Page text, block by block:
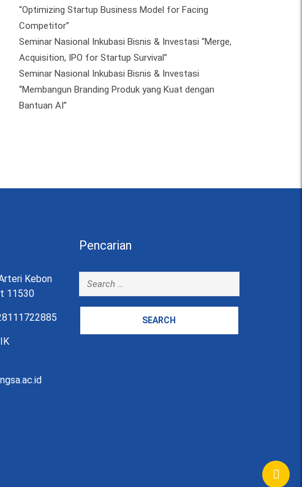
“Optimizing Startup Business Model for Facing
Competitor”
Seminar Nasional Inkubasi Bisnis & Investasi “Merge,
Acquisition, IPO for Startup Survival”
Seminar Nasional Inkubasi Bisnis & Investasi
“Membangun Branding Produk yang Kuat dengan
Bantuan AI”
Kebon
11530
Pencarian